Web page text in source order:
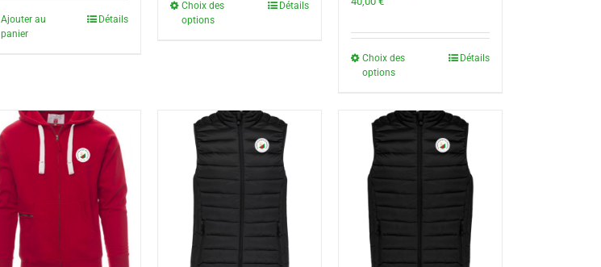
Ajouter au
panier
Détails
Choix des
options
Détails
Choix des
options
Détails